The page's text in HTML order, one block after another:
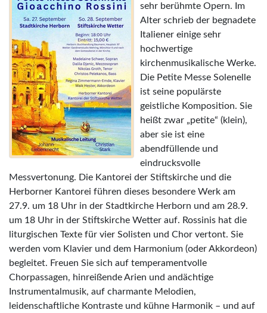
sehr berühmte Opern. Im
Alter schrieb der begnadete
Italiener einige sehr
hochwertige
kirchenmusikalische Werke.
Die Petite Messe Solenelle
ist seine populärste
geistliche Komposition. Sie
heißt zwar „petite“ (klein),
aber sie ist eine
abendfüllende und
eindrucksvolle
Messvertonung. Die Kantorei der Stiftskirche und die
Herborner Kantorei führen dieses besondere Werk am
27.9. um 18 Uhr in der Stadtkirche Herborn und am 28.9.
um 18 Uhr in der Stiftskirche Wetter auf. Rossinis hat die
liturgischen Texte für vier Solisten und Chor vertont. Sie
werden vom Klavier und dem Harmonium (oder Akkordeon)
begleitet. Freuen Sie sich auf temperamentvolle
Chorpassagen, hinreißende Arien und andächtige
Instrumentalmusik, auf charmante Melodien,
leidenschaftliche Kontraste und kühne Harmonik – und auf